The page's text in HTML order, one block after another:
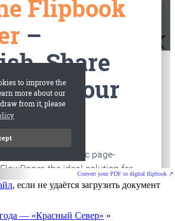
Convert your PDF to digital flipbook ↗
, если не удаётся загрузить документ
— «Красный Север» »